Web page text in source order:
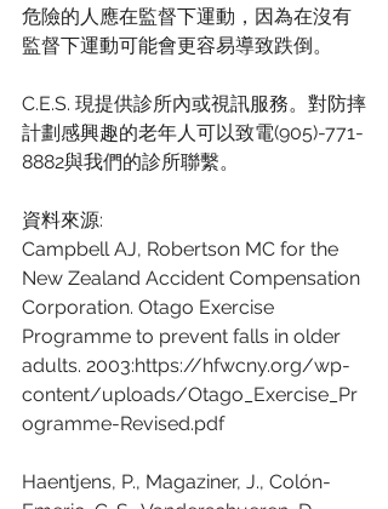
危險的人應在監督下運動，因為在沒有
監督下運動可能會更容易導致跌倒。
C.E.S. 現提供診所內或視訊服務。對防摔
計劃感興趣的老年人可以致電(905)-771-
8882與我們的診所聯繫。
資料來源:
Campbell AJ, Robertson MC for the
New Zealand Accident Compensation
Corporation. Otago Exercise
Programme to prevent falls in older
adults. 2003:https://hfwcny.org/wp-
content/uploads/Otago_Exercise_Pr
ogramme-Revised.pdf
Haentjens, P., Magaziner, J., Colón-